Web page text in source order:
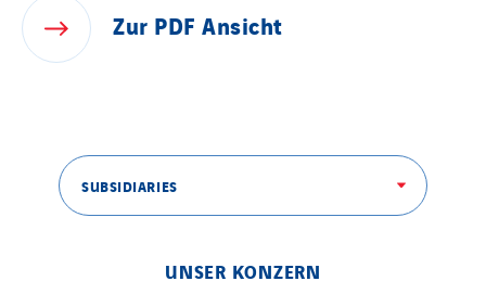
Zur PDF Ansicht
SUBSIDIARIES
UNSER KONZERN
FG Synerys
Fournié Grospaud Smart Building
Frimeca
Froid14
Gauriau Entreprise
Getelec Guyane